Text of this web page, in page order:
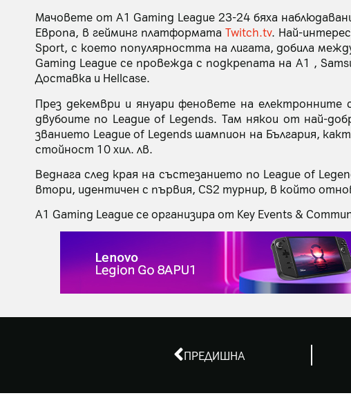
Мачовете от A1 Gaming League 23-24 бяха
Европа, в гейминг платформатаTwitch.tv. Най-
Sport, с което популярността на лигата, добила
Gaming League се провежда с подкрепата на А1 ,
Доставка и Hellcase.
През декември и януари феновете на
двубоите по League of Legends. Там някои от най-
званието League of Legends шампион на България,
стойност 10 хил. лв.
Веднага след края на състезанието по League of
втори, идентичен с първия, CS2 турнир, в който
A1 Gaming League се организира от Key Events &
ПРЕДИШНА